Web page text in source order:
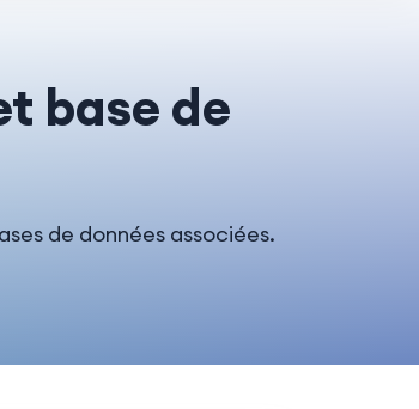
base de
de données associées.